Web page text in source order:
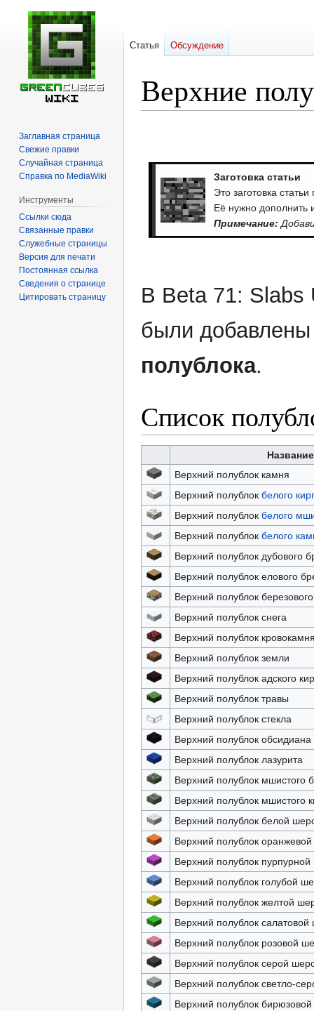
Верхние
навигации
поиску
Заготовка статьи
Это заготовка
Её нужно дополнить
Примечание:
В Beta 71: Slabs
были
полублока.
Список
Название
Верхний полублок камня
Верхний полублок белого
Верхний полублок белого
Верхний полублок белого
Верхний полублок дубового
Верхний полублок елового
Верхний полублок
Верхний полублок снега
Верхний полублок
Верхний полублок земли
Верхний полублок адского
Верхний полублок травы
Верхний полублок стекла
Верхний полублок обсидиана
Верхний полублок лазурита
Верхний полублок мшистого
Верхний полублок мшистого
Верхний полублок белой
Верхний полублок
Верхний полублок пурпурной
Верхний полублок голубой
Верхний полублок желтой
Верхний полублок салатовой
Верхний полублок розовой
Верхний полублок серой
Верхний полублок светло-
Верхний полублок
Статья Обсуждение
Заглавная страница
Свежие правки
Случайная страница
Справка по MediaWiki
Инструменты
Ссылки сюда
Связанные правки
Служебные страницы
Версия для печати
Постоянная ссылка
Сведения о странице
Цитировать страницу